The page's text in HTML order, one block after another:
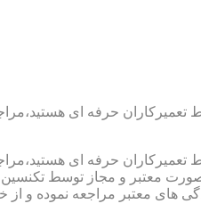
حرفه ای
حرفه ای
معتبر و مجاز توسط
معتبر مراجعه نموده و از